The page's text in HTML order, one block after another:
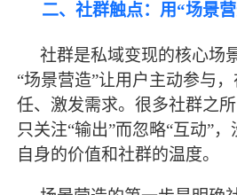
二、社群触点：用“场景
社群是私域变现的核心场
“场景营造”让用户主动参与
任、激发需求。很多社群之
只关注“输出”而忽略“互动”
自身的价值和社群的温度。